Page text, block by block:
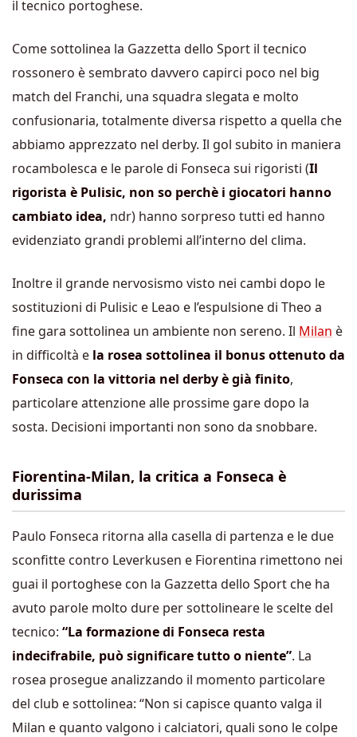
il tecnico portoghese.
Come sottolinea la Gazzetta dello Sport il tecnico
rossonero è sembrato davvero capirci poco nel big
match del Franchi, una squadra slegata e molto
confusionaria, totalmente diversa rispetto a quella che
abbiamo apprezzato nel derby. Il gol subito in maniera
rocambolesca e le parole di Fonseca sui rigoristi (Il
rigorista è Pulisic, non so perchè i giocatori hanno
cambiato idea, ndr) hanno sorpreso tutti ed hanno
evidenziato grandi problemi all’interno del clima.
Inoltre il grande nervosismo visto nei cambi dopo le
sostituzioni di Pulisic e Leao e l’espulsione di Theo a
fine gara sottolinea un ambiente non sereno. Il Milan è
in difficoltà e la rosea sottolinea il bonus ottenuto da
Fonseca con la vittoria nel derby è già finito,
particolare attenzione alle prossime gare dopo la
sosta. Decisioni importanti non sono da snobbare.
Fiorentina-Milan, la critica a Fonseca è
durissima
Paulo Fonseca ritorna alla casella di partenza e le due
sconfitte contro Leverkusen e Fiorentina rimettono nei
guai il portoghese con la Gazzetta dello Sport che ha
avuto parole molto dure per sottolineare le scelte del
tecnico: “La formazione di Fonseca resta
indecifrabile, può significare tutto o niente”. La
rosea prosegue analizzando il momento particolare
del club e sottolinea: “Non si capisce quanto valga il
Milan e quanto valgono i calciatori, quali sono le colpe